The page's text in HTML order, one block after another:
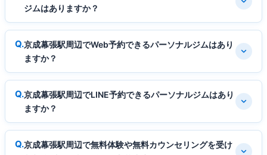
ジムはありますか？
京成幕張駅周辺でWeb予約できるパーソナルジムはあり
ますか？
京成幕張駅周辺でLINE予約できるパーソナルジムはあり
ますか？
京成幕張駅周辺で無料体験や無料カウンセリングを受け